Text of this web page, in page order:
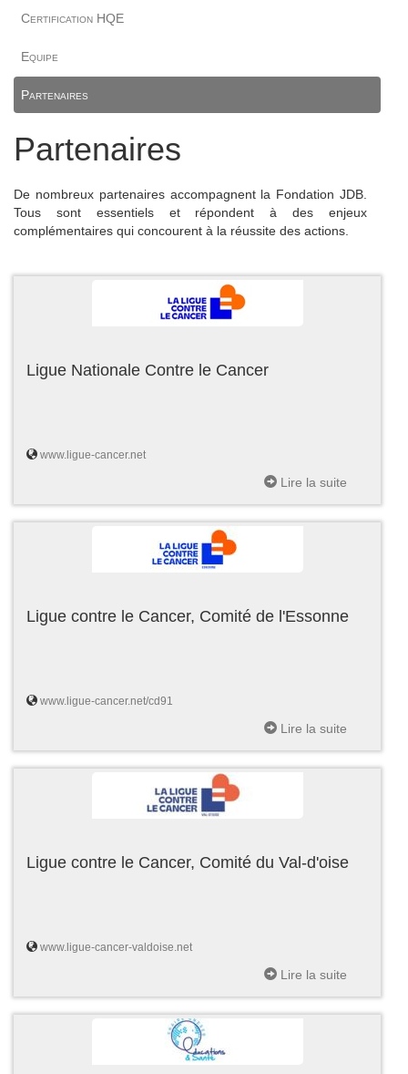
Certification HQE
Equipe
Partenaires
Partenaires
De nombreux partenaires accompagnent la Fondation JDB.
Tous sont essentiels et répondent à des enjeux
complémentaires qui concourent à la réussite des actions.
Ligue Nationale Contre le Cancer
www.ligue-cancer.net
Lire la suite
Ligue contre le Cancer, Comité de l'Essonne
www.ligue-cancer.net/cd91
Lire la suite
Ligue contre le Cancer, Comité du Val-d'oise
www.ligue-cancer-valdoise.net
Lire la suite